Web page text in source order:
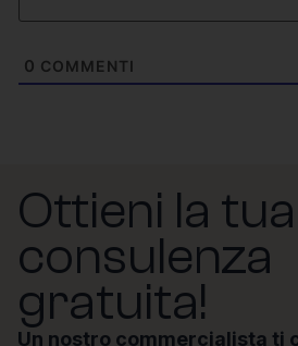
0 COMMENTI
Ottieni la tua
consulenza
gratuita!
Un nostro commercialista ti